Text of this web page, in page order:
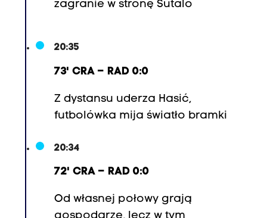
zagranie w stronę Sutalo
20:35
73' CRA – RAD 0:0
Z dystansu uderza Hasić,
futbolówka mija światło bramki
20:34
72' CRA – RAD 0:0
Od własnej połowy grają